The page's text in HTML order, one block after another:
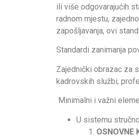
ili više odgovarajućih
radnom mjestu,
zapošljavanja, ovi
Standardi zanimanja
Zajednički obrazac za
kadrovskih službi,
Minimalni i važni
U sistemu
OSNOVNE